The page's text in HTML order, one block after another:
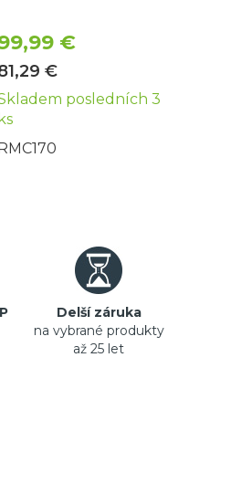
€
€
posledních 3
ks
Delší záruka
na vybrané produkty
až 25 let